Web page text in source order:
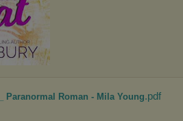
Paranormal Roman - Mila Young.pdf